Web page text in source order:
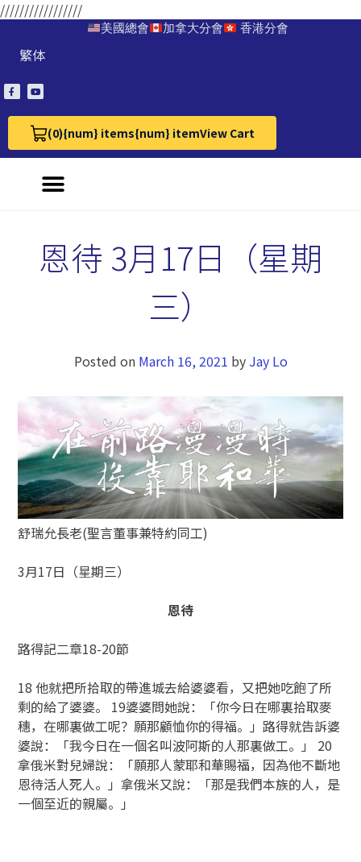
/////////////////
美國總會 加拿大分會 香港分會
繁体
(0)
View Cart 0{num} items{num} itemView Cart
恩待 3月17日（星期
三）
Posted on March 16, 2021 by Jay Lo
舒瑞允長老(聖言董事兼特約同工)
3月17日（星期三）
恩待
路得記二章18-20節
18 他就把所拾取的帶進城去給婆婆看，又把她吃飽了所
剩的給了婆婆。 19婆婆問她說：「你今日在哪裏拾取麥
穗，在哪裏做工呢？願那顧恤你的得福。」路得就告訴婆
婆說：「我今日在一個名叫波阿斯的人那裏做工。」 20
拿俄米對兒婦說：「願那人蒙耶和華賜福，因為他不斷地
恩待活人死人。」拿俄米又說：「那是我們本族的人，是
一個至近的親屬。」